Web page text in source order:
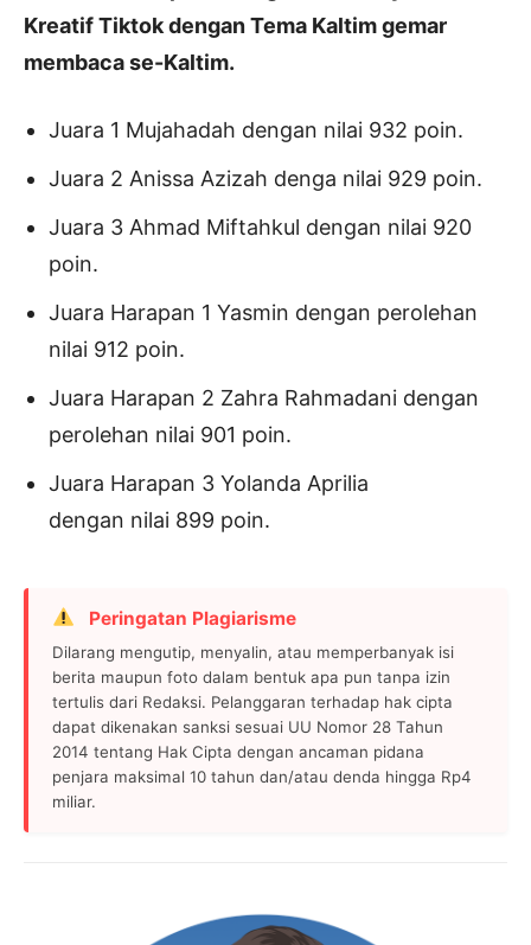
Kreatif Tiktok dengan Tema Kaltim gemar
membaca se-Kaltim.
Juara 1 Mujahadah dengan nilai 932 poin.
Juara 2 Anissa Azizah denga nilai 929 poin.
Juara 3 Ahmad Miftahkul dengan nilai 920
poin.
Juara Harapan 1 Yasmin dengan perolehan
nilai 912 poin.
Juara Harapan 2 Zahra Rahmadani dengan
perolehan nilai 901 poin.
Juara Harapan 3 Yolanda Aprilia
dengan nilai 899 poin.
Peringatan Plagiarisme
Dilarang mengutip, menyalin, atau memperbanyak isi
berita maupun foto dalam bentuk apa pun tanpa izin
tertulis dari Redaksi. Pelanggaran terhadap hak cipta
dapat dikenakan sanksi sesuai UU Nomor 28 Tahun
2014 tentang Hak Cipta dengan ancaman pidana
penjara maksimal 10 tahun dan/atau denda hingga Rp4
miliar.